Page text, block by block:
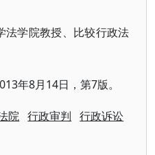
法学院教授、比较行政法
年8月14日，第7版。
院 行政审判 行政诉讼